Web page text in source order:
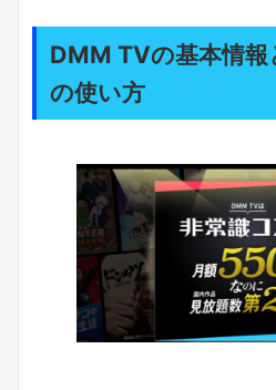
DMM TVの基本情
の使い方